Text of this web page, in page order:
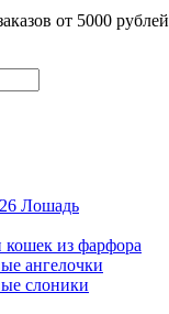
от 5000 рублей
Лошадь
кошек из фарфора
ангелочки
слоники